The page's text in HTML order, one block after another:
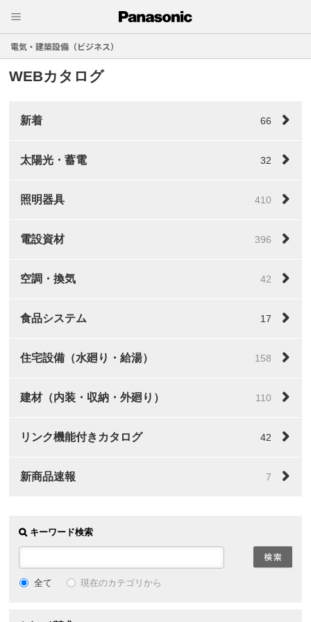
電気・建築設備（ビジネス）
WEBカタログ
新着 66
太陽光・蓄電 32
照明器具 410
電設資材 396
空調・換気 42
食品システム 17
住宅設備（水廻り・給湯） 158
建材（内装・収納・外廻り） 110
リンク機能付きカタログ 42
新商品速報 7
キーワード検索
全て 現在のカテゴリから